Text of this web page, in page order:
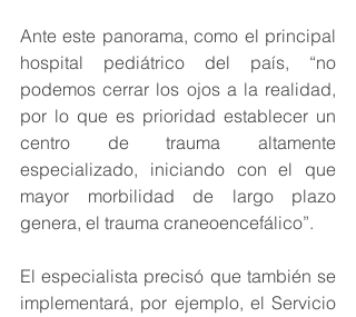
Ante este panorama, como el principal
hospital pediátrico del país, “no
podemos cerrar los ojos a la realidad,
por lo que es prioridad establecer un
centro de trauma altamente
especializado, iniciando con el que
mayor morbilidad de largo plazo
genera, el trauma craneoencefálico”.
El especialista precisó que también se
implementará, por ejemplo, el Servicio